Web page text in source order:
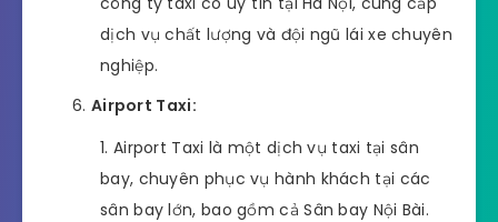
dịch vụ chất lượng và đội ngũ lái xe chuyên
nghiệp.
Airport Taxi:
Airport Taxi là một dịch vụ taxi tại sân
bay, chuyên phục vụ hành khách tại các
sân bay lớn, bao gồm cả Sân bay Nội Bài.